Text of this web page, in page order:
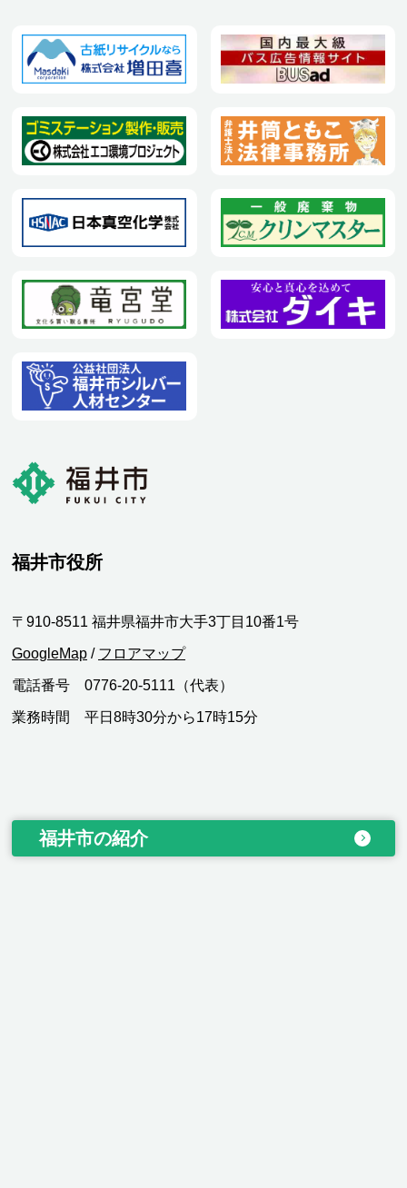
福井市役所
〒910-8511 福井県福井市大手3丁目10番1号
GoogleMap / フロアマップ
電話番号 0776-20-5111（代表）
業務時間 平日8時30分から17時15分
福井市の紹介